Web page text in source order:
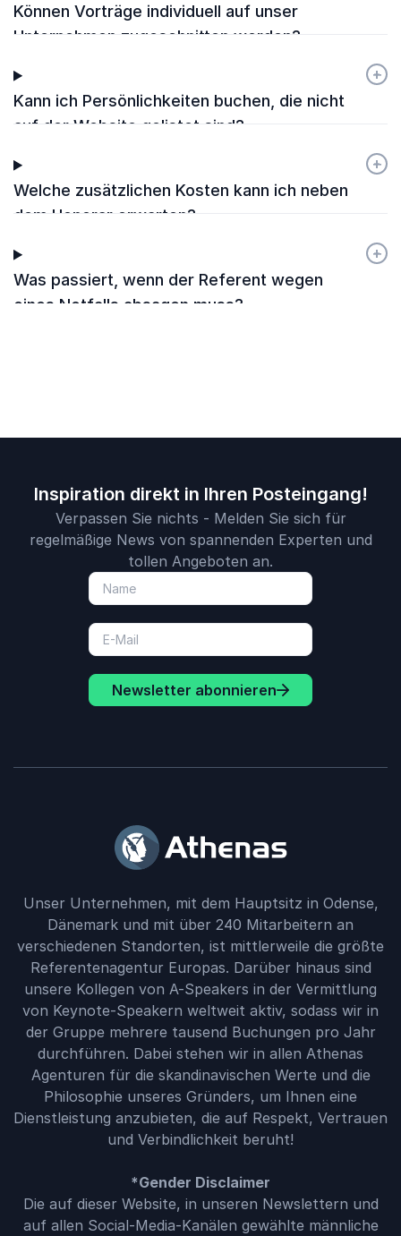
Können Vorträge individuell auf unser
Unternehmen zugeschnitten werden?
Kann ich Persönlichkeiten buchen, die nicht
auf der Website gelistet sind?
+
-
Welche zusätzlichen Kosten kann ich neben
dem Honorar erwarten?
+
-
Was passiert, wenn der Referent wegen
eines Notfalls absagen muss?
+
-
Inspiration direkt in Ihren Posteingang!
Verpassen Sie nichts - Melden Sie sich für
regelmäßige News von spannenden Experten und
tollen Angeboten an.
Newsletter abonnieren
Unser Unternehmen, mit dem Hauptsitz in Odense,
Dänemark und mit über 240 Mitarbeitern an
verschiedenen Standorten, ist mittlerweile die größte
Referentenagentur Europas. Darüber hinaus sind
unsere Kollegen von A-Speakers in der Vermittlung
von Keynote-Speakern weltweit aktiv, sodass wir in
der Gruppe mehrere tausend Buchungen pro Jahr
durchführen. Dabei stehen wir in allen Athenas
Agenturen für die skandinavischen Werte und die
Philosophie unseres Gründers, um Ihnen eine
Dienstleistung anzubieten, die auf Respekt, Vertrauen
und Verbindlichkeit beruht!
*Gender Disclaimer
Die auf dieser Website, in unseren Newslettern und
auf allen Social-Media-Kanälen gewählte männliche